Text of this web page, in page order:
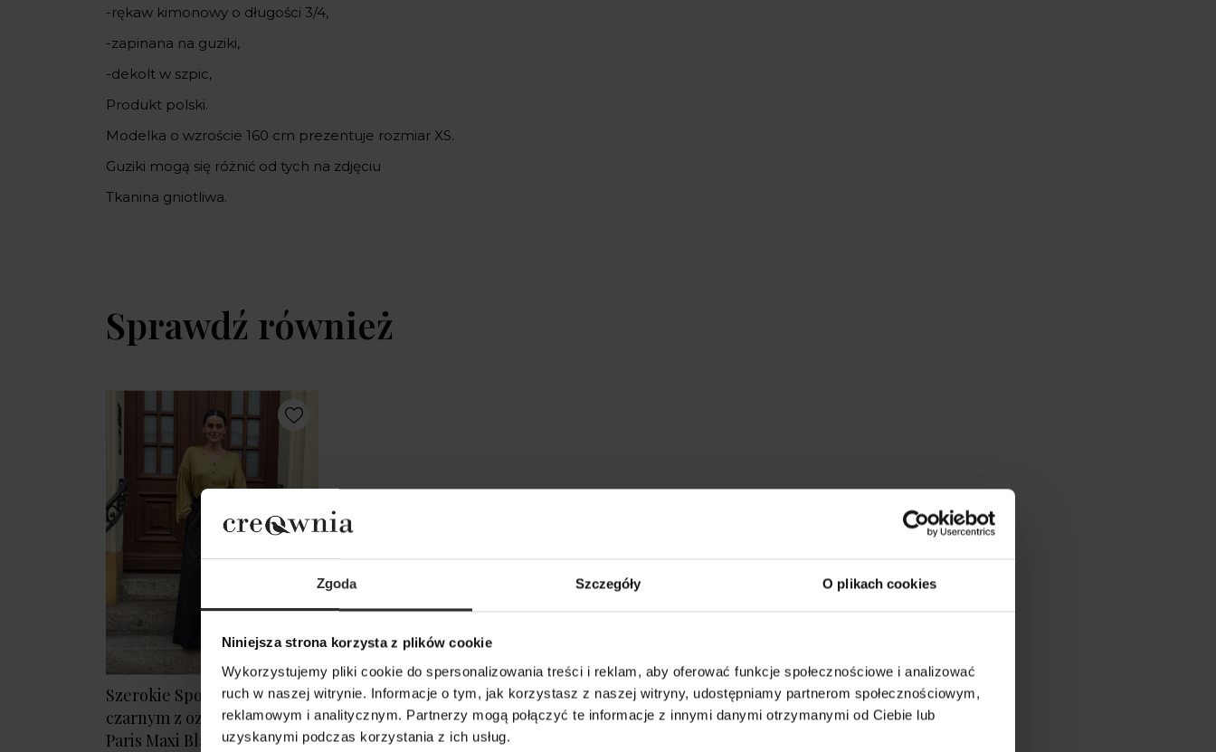
Zgoda Szczegóły O plikach cookies
Niniejsza strona korzysta z plików cookie
Wykorzystujemy pliki cookie do spersonalizowania treści i reklam, aby oferować funkcje społecznościowe i analizować
ruch w naszej witrynie. Informacje o tym, jak korzystasz z naszej witryny, udostępniamy partnerom społecznościowym,
reklamowym i analitycznym. Partnerzy mogą połączyć te informacje z innymi danymi otrzymanymi od Ciebie lub
uzyskanymi podczas korzystania z ich usług.
-rękaw kimonowy o długości 3/4,
-zapinana na guziki,
-dekolt w szpic,
Produkt polski.
Modelka o wzroście 160 cm prezentuje rozmiar XS.
Guziki mogą się różnić od tych na zdjęciu
Tkanina gniotliwa.
Sprawdź również
Szerokie Spodnie w kolorze
czarnym z ozdobną falbanką
Paris Maxi Black